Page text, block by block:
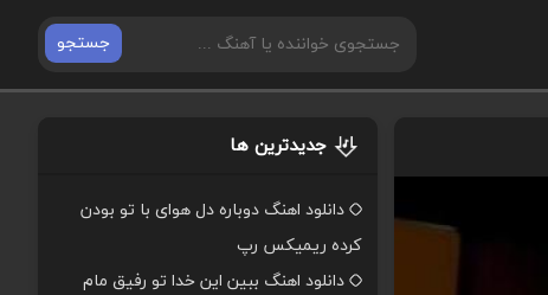
جستجو
جدیدترین ها
دانلود اهنگ دوباره دل هوای با تو بودن
کرده ریمیکس رپ
دانلود اهنگ ببین این خدا تو رفیق مام